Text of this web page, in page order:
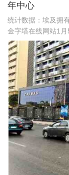
年中心
统计数据：埃及拥
金字塔在线网站1月